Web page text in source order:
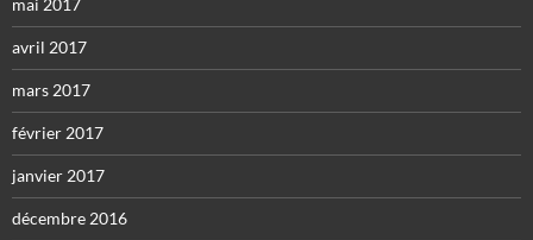
avril 2017
mars 2017
février 2017
janvier 2017
décembre 2016